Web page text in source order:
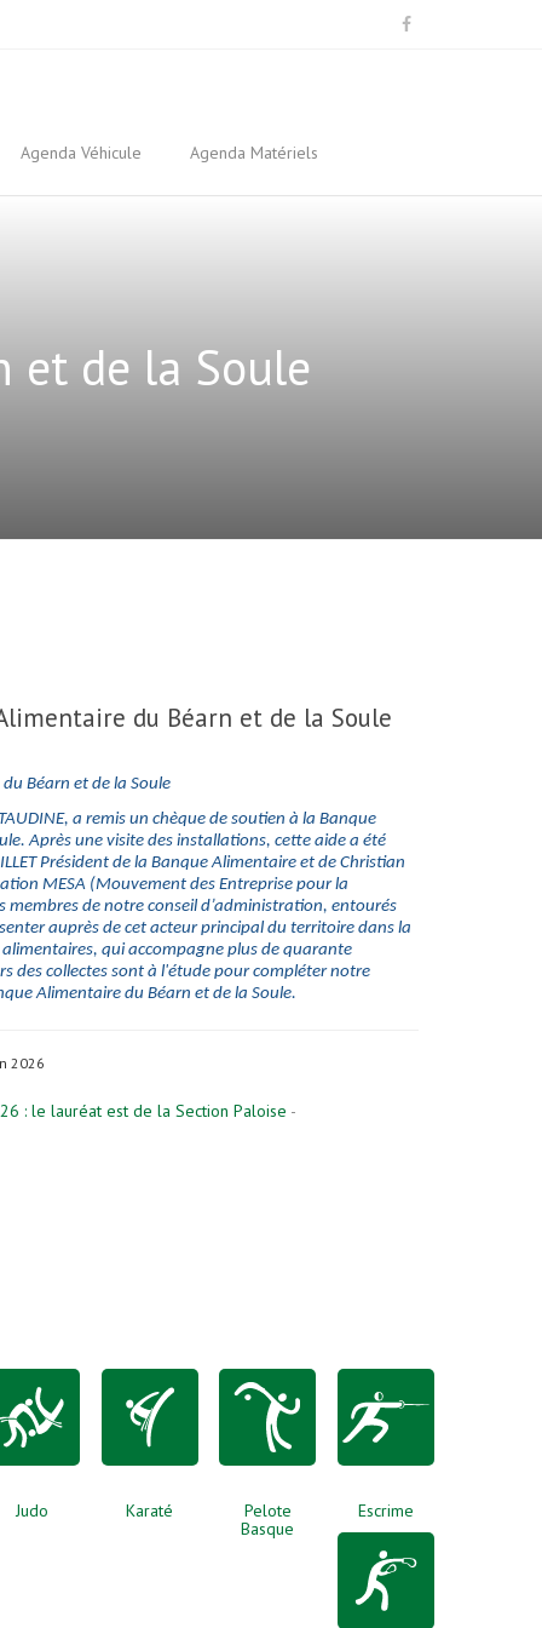
Agenda Véhicule Agenda Matériels
et de la Soule
du Béarn et de la Soule
Béarn et de la Soule
a remis un chèque de soutien à la Banque
Après une visite des installations, cette aide a été
Président de la Banque Alimentaire et de Christian
MESA (Mouvement des Entreprise pour la
membres de notre conseil d’administration, entourés
auprès de cet acteur principal du territoire dans la
qui accompagne plus de quarante
des collectes sont à l'étude pour compléter notre
Alimentaire du Béarn et de la Soule.
2026
: le lauréat est de la Section Paloise -
Judo Karaté
Pelote
Basque
Escrime